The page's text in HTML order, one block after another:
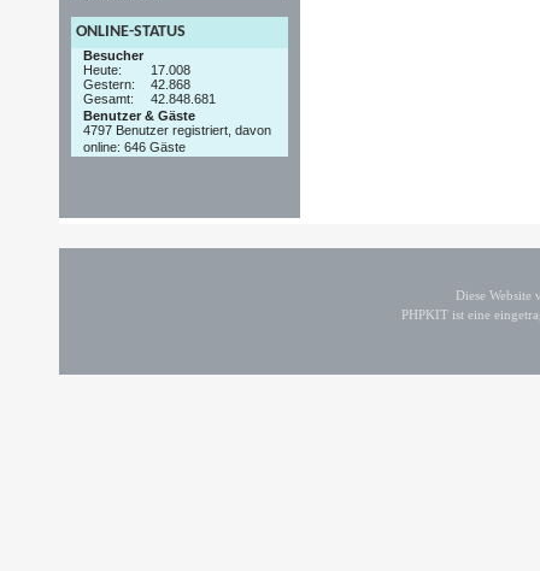
ONLINE-STATUS
Besucher
Heute:
17.008
Gestern:
42.868
Gesamt:
42.848.681
Benutzer & Gäste
4797 Benutzer registriert, davon
online: 646 Gäste
Diese
PHPKIT ist eine